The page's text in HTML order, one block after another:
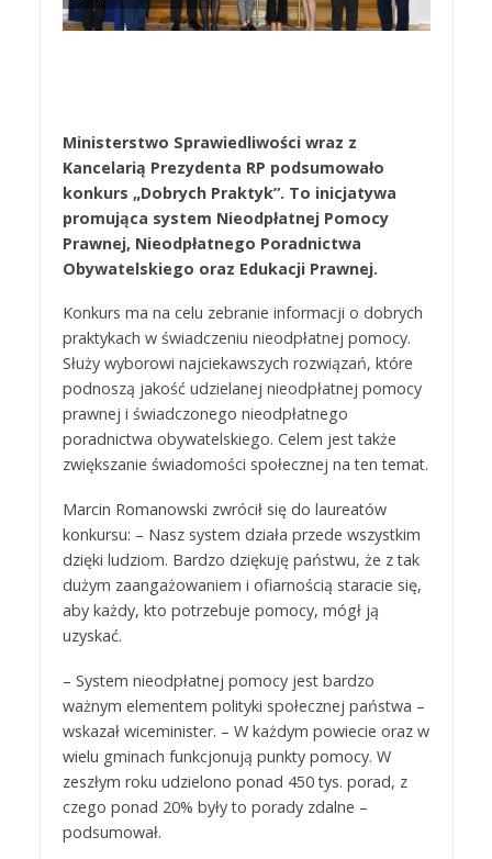
Ministerstwo Sprawiedliwości wraz z
Kancelarią Prezydenta RP podsumowało
konkurs „Dobrych Praktyk”. To inicjatywa
promująca system Nieodpłatnej Pomocy
Prawnej, Nieodpłatnego Poradnictwa
Obywatelskiego oraz Edukacji Prawnej.
Konkurs ma na celu zebranie informacji o dobrych
praktykach w świadczeniu nieodpłatnej pomocy.
Służy wyborowi najciekawszych rozwiązań, które
podnoszą jakość udzielanej nieodpłatnej pomocy
prawnej i świadczonego nieodpłatnego
poradnictwa obywatelskiego. Celem jest także
zwiększanie świadomości społecznej na ten temat.
Marcin Romanowski zwrócił się do laureatów
konkursu: – Nasz system działa przede wszystkim
dzięki ludziom. Bardzo dziękuję państwu, że z tak
dużym zaangażowaniem i ofiarnością staracie się,
aby każdy, kto potrzebuje pomocy, mógł ją
uzyskać.
– System nieodpłatnej pomocy jest bardzo
ważnym elementem polityki społecznej państwa –
wskazał wiceminister. – W każdym powiecie oraz w
wielu gminach funkcjonują punkty pomocy. W
zeszłym roku udzielono ponad 450 tys. porad, z
czego ponad 20% były to porady zdalne –
podsumował.